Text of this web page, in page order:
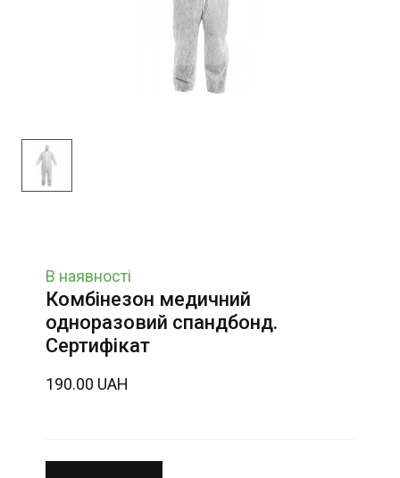
В наявності
Комбінезон медичний
одноразовий спандбонд.
Сертифікат
190.00 UAH